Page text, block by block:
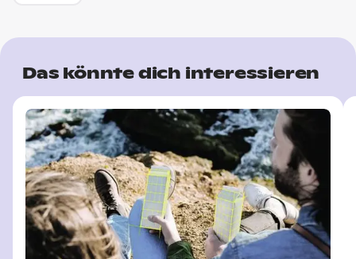
Das könnte dich interessieren